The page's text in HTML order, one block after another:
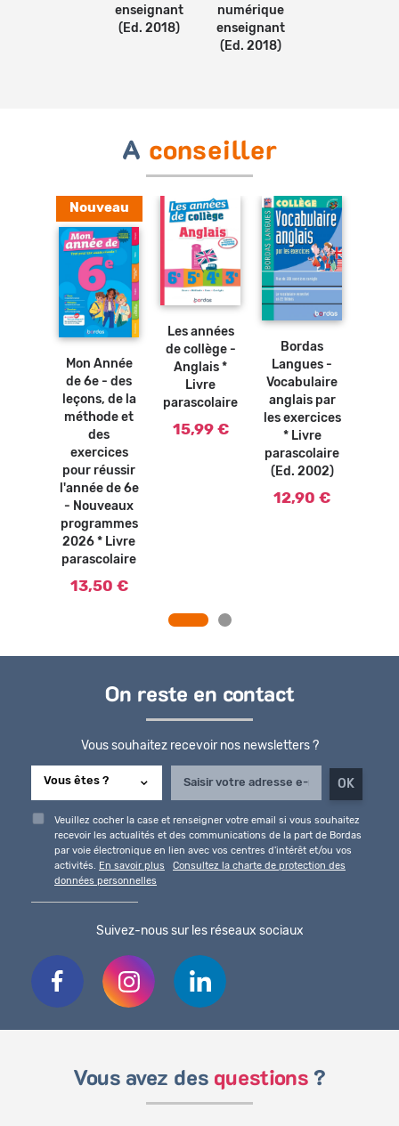
enseignant
(Ed. 2018)
numérique
enseignant
(Ed. 2018)
A conseiller
Nouveau
Ajouter
au
Mon Année
de 6e - des
leçons, de la
méthode et
des
exercices
pour réussir
l'année de 6e
- Nouveaux
programmes
2026 * Livre
parascolaire
13,50 €
Ajouter
au
Les années
de collège -
Anglais *
Livre
parascolaire
15,99 €
Ajouter
au
Bordas
Langues -
Vocabulaire
anglais par
les exercices
* Livre
parascolaire
(Ed. 2002)
12,90 €
On reste en contact
Vous souhaitez recevoir nos newsletters ?
Veuillez cocher la case et renseigner votre email si vous souhaitez
recevoir les actualités et des communications de la part de Bordas
par voie électronique en lien avec vos centres d'intérêt et/ou vos
activités.
En savoir plus
Consultez la charte de protection des
données personnelles
Suivez-nous sur les réseaux sociaux
Vous avez des questions ?